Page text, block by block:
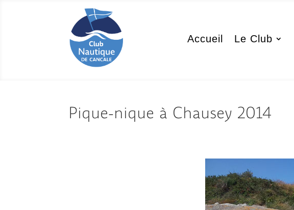
Accueil Le Club
Pique-nique à Chausey 2014